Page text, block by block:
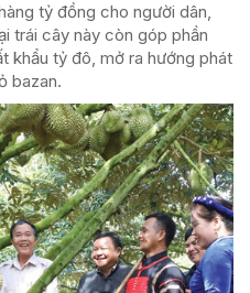
tỷ đồng cho người dân,
trái cây này còn góp phần
khẩu tỷ đô, mở ra hướng phát
bazan.